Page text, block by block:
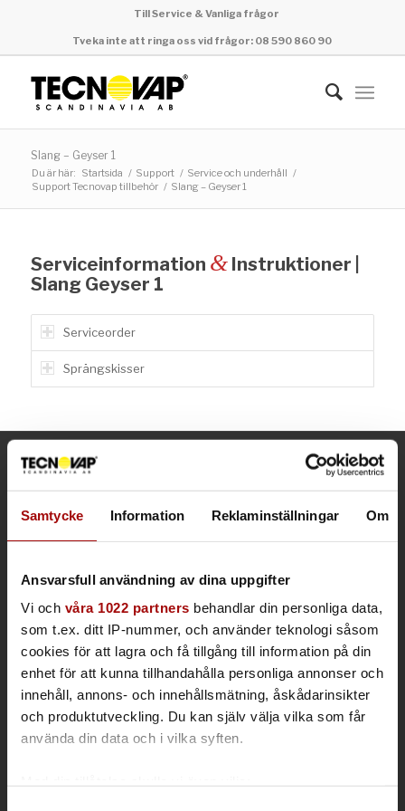
Samtycke Information Reklaminställningar Om
Ansvarsfull användning av dina uppgifter
Vi och våra 1022 partners behandlar din personliga data,
som t.ex. ditt IP-nummer, och använder teknologi såsom
cookies för att lagra och få tillgång till information på din
enhet för att kunna tillhandahålla personliga annonser och
innehåll, annons- och innehållsmätning, åskådarinsikter
och produktutveckling. Du kan själv välja vilka som får
använda din data och i vilka syften.
Till Service & Vanliga frågor
Tveka inte att ringa oss vid frågor: 08 590 860 90
Slang – Geyser 1
Du är här: Startsida / Support / Service och underhåll /
Support Tecnovap tillbehör / Slang – Geyser 1
Serviceinformation &Instruktioner |
Slang Geyser 1
Serviceorder
Sprängskisser
KONTAKTINFORMATION
Kontor & Säljavdelning
Lager/service
Spjutvägen 1
Tel vxl: +46 (0)8 590 860 90
E-post:info@tecnovap.se
tecnovap.se
Integritetspolicy och kakor